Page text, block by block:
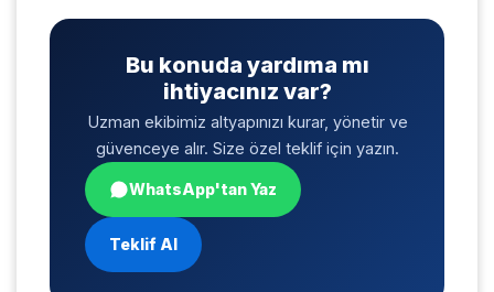
Bu konuda yardıma mı
ihtiyacınız var?
Uzman ekibimiz altyapınızı kurar, yönetir ve
güvenceye alır. Size özel teklif için yazın.
WhatsApp'tan Yaz
Teklif Al